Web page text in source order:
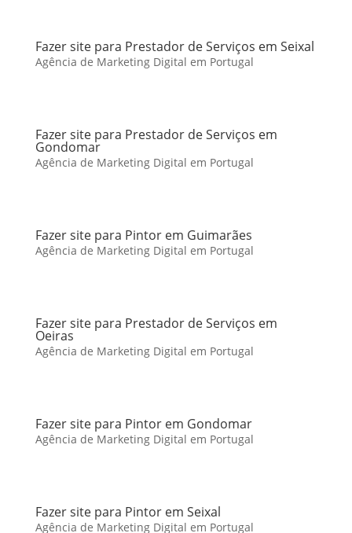
Fazer site para Prestador de Serviços em Seixal
Agência de Marketing Digital em Portugal
Fazer site para Prestador de Serviços em
Gondomar
Agência de Marketing Digital em Portugal
Fazer site para Pintor em Guimarães
Agência de Marketing Digital em Portugal
Fazer site para Prestador de Serviços em
Oeiras
Agência de Marketing Digital em Portugal
Fazer site para Pintor em Gondomar
Agência de Marketing Digital em Portugal
Fazer site para Pintor em Seixal
Agência de Marketing Digital em Portugal